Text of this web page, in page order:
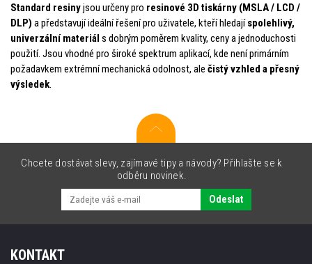
Standard resinyjsou určeny pro resinové 3D tiskárny (MSLA / LCD /
DLP) a představují ideální řešení pro uživatele, kteří hledajíspolehlivý,
univerzální materiál s dobrým poměrem kvality, ceny a jednoduchosti
použití. Jsou vhodné pro široké spektrum aplikací, kde není primárním
požadavkem extrémní mechanická odolnost, ale čistý vzhled a přesný
výsledek.
Chcete dostávat slevy, zajímavé tipy a návody? Přihlašte se k
odběru novinek.
Odeslat
KONTAKT